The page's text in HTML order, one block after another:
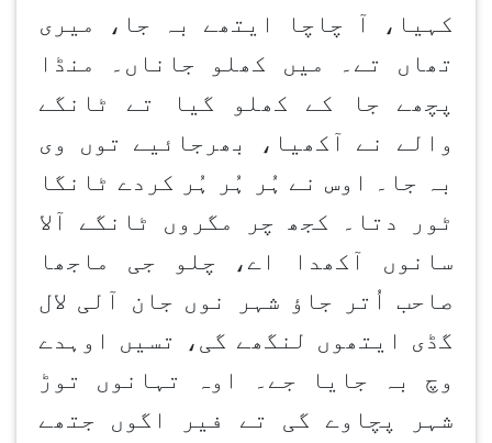
کہیا، آ چاچا ایتھے بہ جا، میری
تھاں تے۔ میں کھلو جاناں۔ منڈا
پچھے جا کے کھلو گیا تے ٹانگے
والے نے آکھیا، بھرجائیے توں وی
بہ جا۔ اوس نے ہُر ہُر ہُر کردے ٹانگا
ٹور دتا۔ کجھ چر مگروں ٹانگے آلا
سانوں آکھدا اے، چلو جی ماجھا
صاحب اُتر جاؤ شہر نوں جان آلی لال
گڈی ایتھوں لنگھے گی، تسیں اوہدے
وچ بہ جایا جے۔ اوہ تہانوں توڑ
شہر پچاوے گی تے فیر اگوں جتھے